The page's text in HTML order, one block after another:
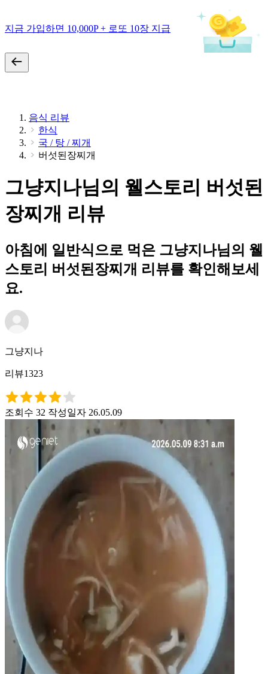
지금 가입하면 10,000P + 로또 10장 지급
음식 리뷰
한식
국 / 탕 / 찌개
버섯된장찌개
그냥지나님의 웰스토리 버섯된
장찌개 리뷰
아침에 일반식으로 먹은 그냥지나님의 웰
스토리 버섯된장찌개 리뷰를 확인해보세
요.
그냥지나
리뷰1323
조회수 32 작성일자 26.05.09